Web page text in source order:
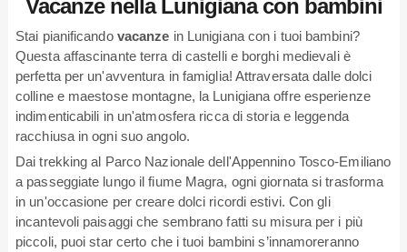
Vacanze nella Lunigiana con bambini
Stai pianificando vacanze in Lunigiana con i tuoi bambini?
Questa affascinante terra di castelli e borghi medievali è
perfetta per un'avventura in famiglia! Attraversata dalle dolci
colline e maestose montagne, la Lunigiana offre esperienze
indimenticabili in un'atmosfera ricca di storia e leggenda
racchiusa in ogni suo angolo.
Dai trekking al Parco Nazionale dell'Appennino Tosco-Emiliano
a passeggiate lungo il fiume Magra, ogni giornata si trasforma
in un'occasione per creare dolci ricordi estivi. Con gli
incantevoli paisaggi che sembrano fatti su misura per i più
piccoli, puoi star certo che i tuoi bambini s’innamoreranno